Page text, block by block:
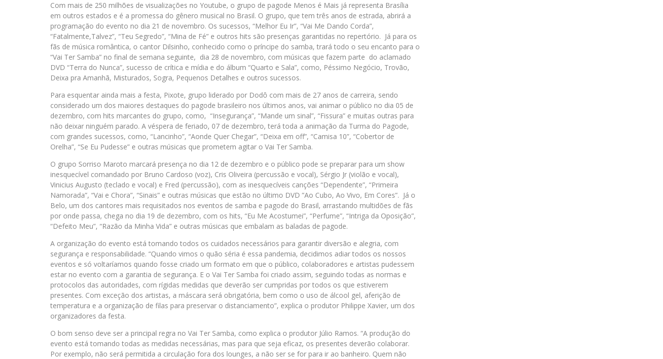
Com mais de 250 milhões de visualizações no Youtube, o grupo de pagode Menos é Mais já representa Brasília
em outros estados e é a promessa do gênero musical no Brasil. O grupo, que tem três anos de estrada, abrirá a
programação do evento no dia 21 de novembro. Os sucessos, “Melhor Eu Ir”, “Vai Me Dando Corda”,
“Fatalmente,Talvez”, “Teu Segredo”, “Mina de Fé” e outros hits são presenças garantidas no repertório. Já para os
fãs de música romântica, o cantor Dilsinho, conhecido como o príncipe do samba, trará todo o seu encanto para o
“Vai Ter Samba” no final de semana seguinte, dia 28 de novembro, com músicas que fazem parte do aclamado
DVD “Terra do Nunca”, sucesso de crítica e mídia e do álbum “Quarto e Sala”, como, Péssimo Negócio, Trovão,
Deixa pra Amanhã, Misturados, Sogra, Pequenos Detalhes e outros sucessos.
Para esquentar ainda mais a festa, Pixote, grupo liderado por Dodô com mais de 27 anos de carreira, sendo
considerado um dos maiores destaques do pagode brasileiro nos últimos anos, vai animar o público no dia 05 de
dezembro, com hits marcantes do grupo, como, “Insegurança”, “Mande um sinal”, “Fissura” e muitas outras para
não deixar ninguém parado. A véspera de feriado, 07 de dezembro, terá toda a animação da Turma do Pagode,
com grandes sucessos, como, “Lancinho”, “Aonde Quer Chegar”, “Deixa em off”, “Camisa 10”, “Cobertor de
Orelha”, “Se Eu Pudesse” e outras músicas que prometem agitar o Vai Ter Samba.
O grupo Sorriso Maroto marcará presença no dia 12 de dezembro e o público pode se preparar para um show
inesquecível comandado por Bruno Cardoso (voz), Cris Oliveira (percussão e vocal), Sérgio Jr (violão e vocal),
Vinicius Augusto (teclado e vocal) e Fred (percussão), com as inesquecíveis canções “Dependente”, “Primeira
Namorada”, “Vai e Chora”, “Sinais” e outras músicas que estão no último DVD ”Ao Cubo, Ao Vivo, Em Cores”. Já o
Belo, um dos cantores mais requisitados nos eventos de samba e pagode do Brasil, arrastando multidões de fãs
por onde passa, chega no dia 19 de dezembro, com os hits, “Eu Me Acostumei”, “Perfume”, “Intriga da Oposição”,
“Defeito Meu”, “Razão da Minha Vida” e outras músicas que embalam as baladas de pagode.
A organização do evento está tomando todos os cuidados necessários para garantir diversão e alegria, com
segurança e responsabilidade. “Quando vimos o quão séria é essa pandemia, decidimos adiar todos os nossos
eventos e só voltaríamos quando fosse criado um formato em que o público, colaboradores e artistas pudessem
estar no evento com a garantia de segurança. E o Vai Ter Samba foi criado assim, seguindo todas as normas e
protocolos das autoridades, com rígidas medidas que deverão ser cumpridas por todos os que estiverem
presentes. Com exceção dos artistas, a máscara será obrigatória, bem como o uso de álcool gel, aferição de
temperatura e a organização de filas para preservar o distanciamento”, explica o produtor Philippe Xavier, um dos
organizadores da festa.
O bom senso deve ser a principal regra no Vai Ter Samba, como explica o produtor Júlio Ramos. “A produção do
evento está tomando todas as medidas necessárias, mas para que seja eficaz, os presentes deverão colaborar.
Por exemplo, não será permitida a circulação fora dos lounges, a não ser se for para ir ao banheiro. Quem não